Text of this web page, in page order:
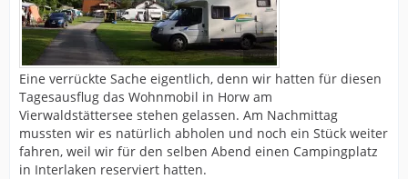
Eine verrückte Sache eigentlich, denn wir hatten für diesen
Tagesausflug das Wohnmobil in Horw am
Vierwaldstättersee stehen gelassen. Am Nachmittag
mussten wir es natürlich abholen und noch ein Stück weiter
fahren, weil wir für den selben Abend einen Campingplatz
in Interlaken reserviert hatten.